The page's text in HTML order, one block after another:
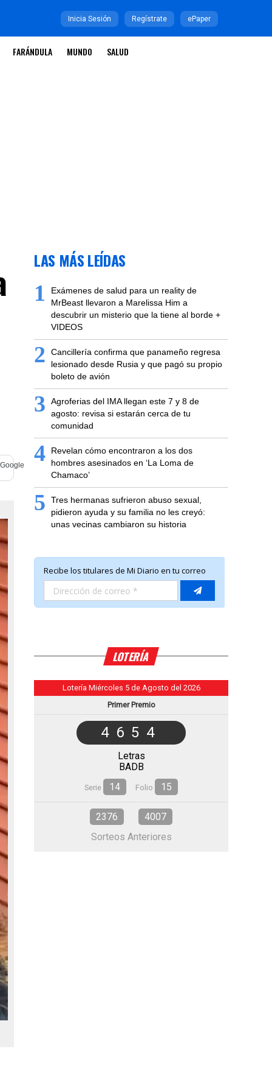
Inicia Sesión Regístrate ePaper
FARÁNDULA MUNDO SALUD
LAS MÁS LEÍDAS
1
Exámenes de salud para un reality de
MrBeast llevaron a Marelissa Him a
descubrir un misterio que la tiene al borde +
VIDEOS
2
Cancillería confirma que panameño regresa
lesionado desde Rusia y que pagó su propio
boleto de avión
3
Agroferias del IMA llegan este 7 y 8 de
agosto: revisa si estarán cerca de tu
comunidad
4
Revelan cómo encontraron a los dos
hombres asesinados en ‘La Loma de
Chamaco’
5
Tres hermanas sufrieron abuso sexual,
pidieron ayuda y su familia no les creyó:
unas vecinas cambiaron su historia
LOTERÍA
Lotería Miércoles 5 de Agosto del 2026
Primer Premio
4654
Letras
BADB
Serie 14 Folio 15
2376
4007
Sorteos Anteriores